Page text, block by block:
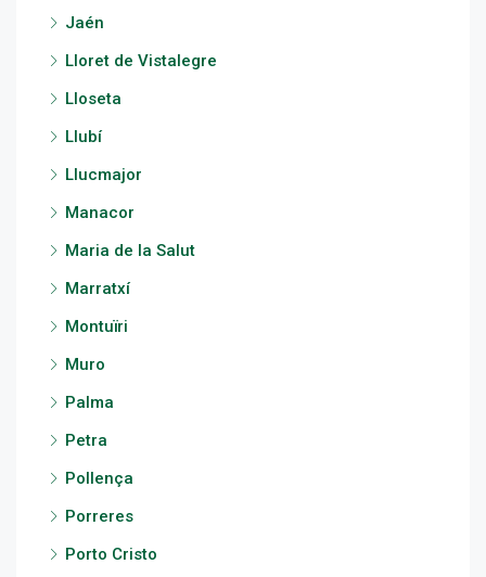
Jaén
Lloret de Vistalegre
Lloseta
Llubí
Llucmajor
Manacor
Maria de la Salut
Marratxí
Montuïri
Muro
Palma
Petra
Pollença
Porreres
Porto Cristo